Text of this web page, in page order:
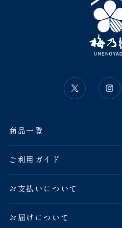
商品一覧
ご利用ガイド
お支払いについて
お届けについて